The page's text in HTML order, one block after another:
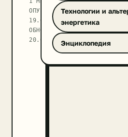
ОПУБЛИКОВАНО
19.03.2019
ОБНОВЛЕНО
20.09.2025
Технологии и
энергетика
Энциклопедия